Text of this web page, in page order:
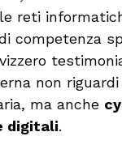
reti
competenza
non
ma anche
digitali.